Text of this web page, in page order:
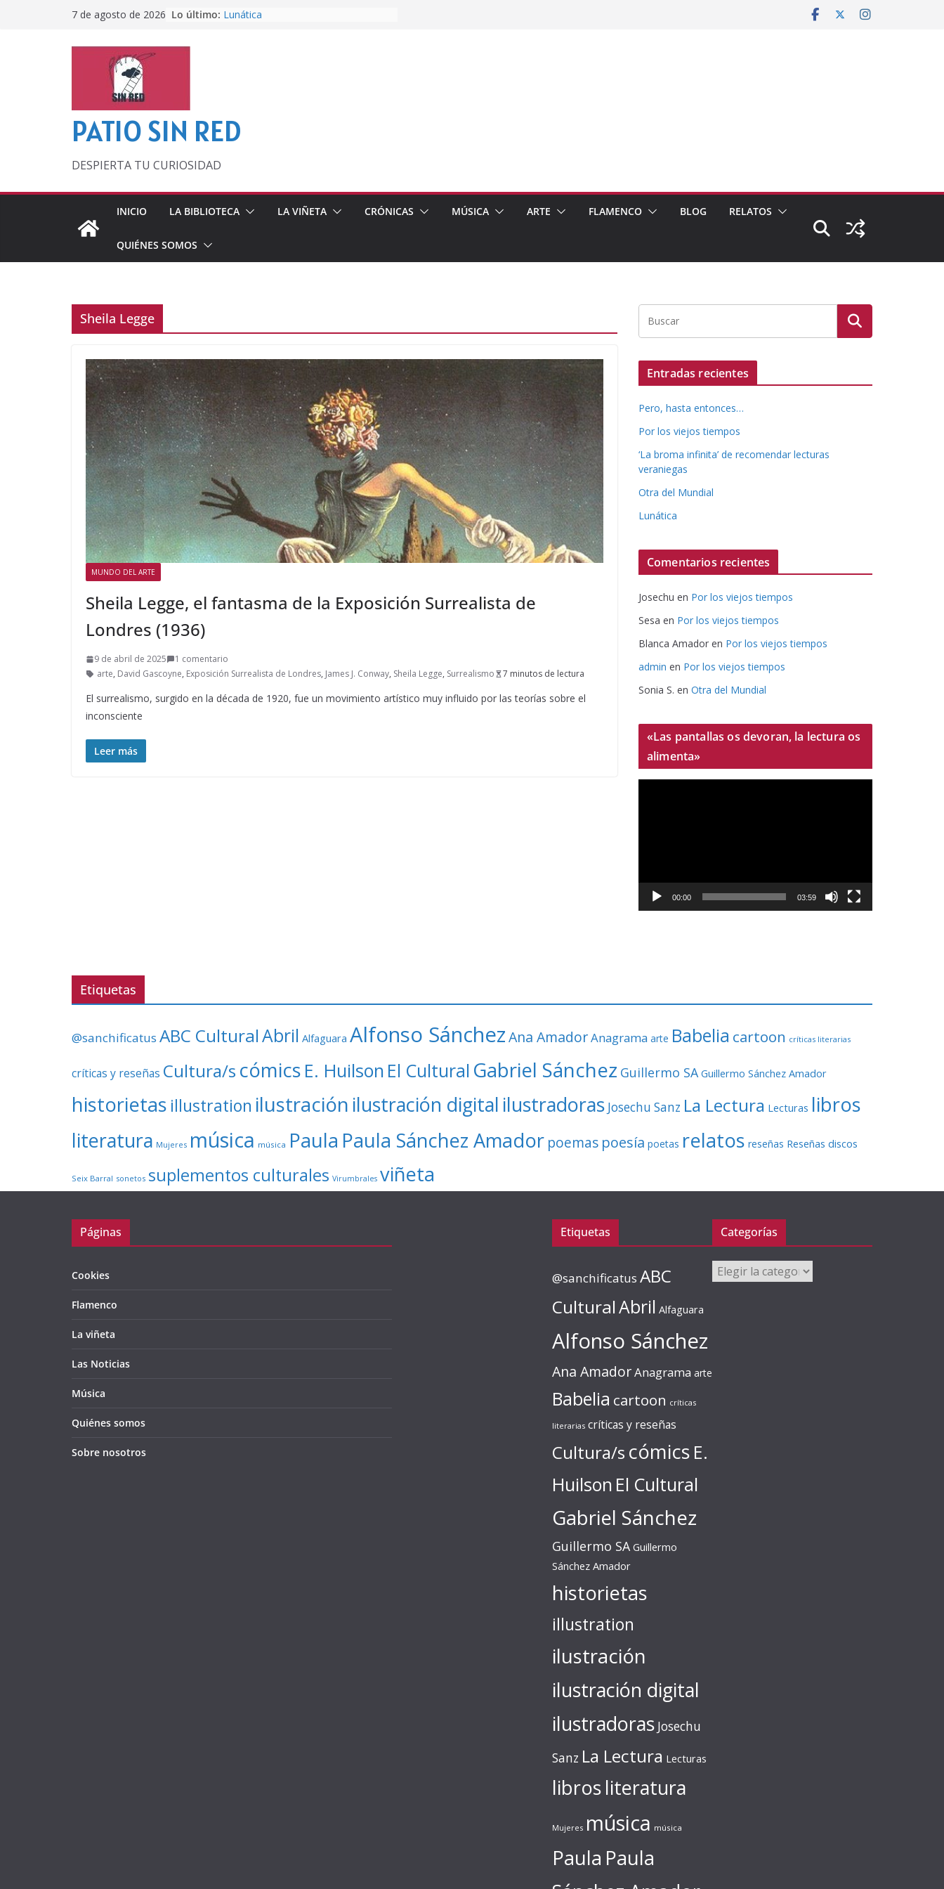
7 de agosto de 2026 Lo último: Lunática
PATIO SIN RED
DESPIERTA TU CURIOSIDAD
INICIO LA BIBLIOTECA LA VIÑETA CRÓNICAS MÚSICA ARTE FLAMENCO BLOG RELATOS
QUIÉNES SOMOS
Sheila Legge
MUNDO DEL ARTE
Sheila Legge, el fantasma de la Exposición Surrealista de
Londres (1936)
9 de abril de 2025
1 comentario
arte, David Gascoyne, Exposición Surrealista de Londres, James J. Conway, Sheila Legge, Surrealismo 7 minutos de lectura
El surrealismo, surgido en la década de 1920, fue un movimiento artístico muy influido por las teorías sobre el
inconsciente
Leer más
Entradas recientes
Pero, hasta entonces…
Por los viejos tiempos
‘La broma infinita’ de recomendar lecturas
veraniegas
Otra del Mundial
Lunática
Comentarios recientes
Josechu en Por los viejos tiempos
Sesa en Por los viejos tiempos
Blanca Amador en Por los viejos tiempos
admin en Por los viejos tiempos
Sonia S. en Otra del Mundial
«Las pantallas os devoran, la lectura os
alimenta»
c
í
e
00:00 03:59
Etiquetas
@sanchificatus ABC CulturalAbril Alfaguara Alfonso SánchezAna AmadorAnagrama arte Babelia cartoon críticas literarias
críticas y reseñas Cultura/s cómics E. Huilson El Cultural Gabriel Sánchez Guillermo SA Guillermo Sánchez Amador
historietas illustration ilustración ilustración digital ilustradoras Josechu Sanz La Lectura Lecturas libros
literatura Mujeres música música Paula Paula Sánchez Amador poemas poesía poetas relatos reseñas Reseñas discos
Seix Barral sonetos suplementos culturales Virumbrales viñeta
Páginas
Cookies
Flamenco
La viñeta
Las Noticias
Música
Quiénes somos
Sobre nosotros
Etiquetas
@sanchificatus ABC
CulturalAbril Alfaguara
Alfonso Sánchez
Ana AmadorAnagrama arte
Babelia cartoon críticas
literarias críticas y reseñas
Cultura/s cómics E.
Huilson El Cultural
Gabriel Sánchez
Guillermo SA Guillermo
Sánchez Amador
historietas
illustration
ilustración
ilustración digital
ilustradoras Josechu
Sanz La Lectura Lecturas
librosliteratura
Mujeres música música
Paula Paula
Categorías
Categorías